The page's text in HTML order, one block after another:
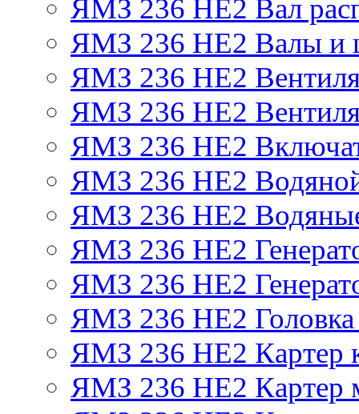
ЯМЗ 236 НЕ2 Вал
ЯМЗ 236 НЕ2 Валы и
ЯМЗ 236 НЕ2
ЯМЗ 236 НЕ2
ЯМЗ 236 НЕ2
ЯМЗ 236 НЕ2
ЯМЗ 236 НЕ2
ЯМЗ 236 НЕ2
ЯМЗ 236 НЕ2
ЯМЗ 236 НЕ2 Головка
ЯМЗ 236 НЕ2 Картер
ЯМЗ 236 НЕ2 Картер